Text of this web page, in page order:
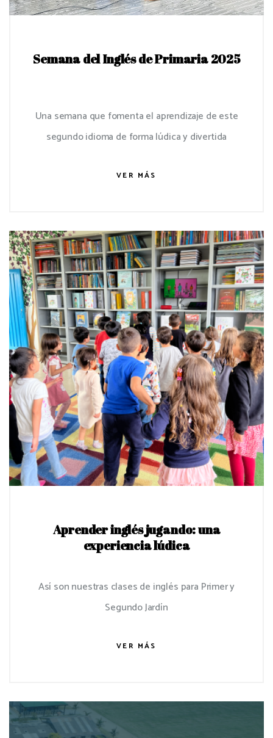
Semana del Inglés de Primaria 2025
Una semana que fomenta el aprendizaje de este
segundo idioma de forma lúdica y divertida
VER MÁS
Aprender inglés jugando: una
experiencia lúdica
Así son nuestras clases de inglés para Primer y
Segundo Jardín
VER MÁS